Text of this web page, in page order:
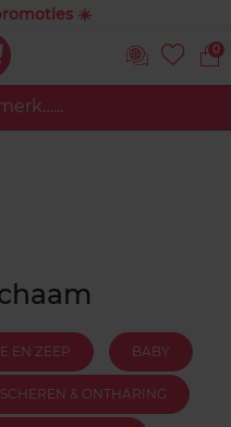
☀️
0
EN ZEEP BABY
SCHEREN & ONTHARING